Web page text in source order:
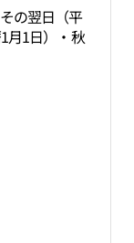
の翌日（平
月1日）・秋